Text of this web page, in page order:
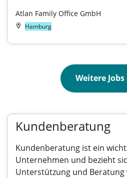
Atlan Family Office GmbH
Hamburg
Weitere
Kundenberatung
Kundenberatung ist ein
Unternehmen und bezieht
Unterstützung und Beratung